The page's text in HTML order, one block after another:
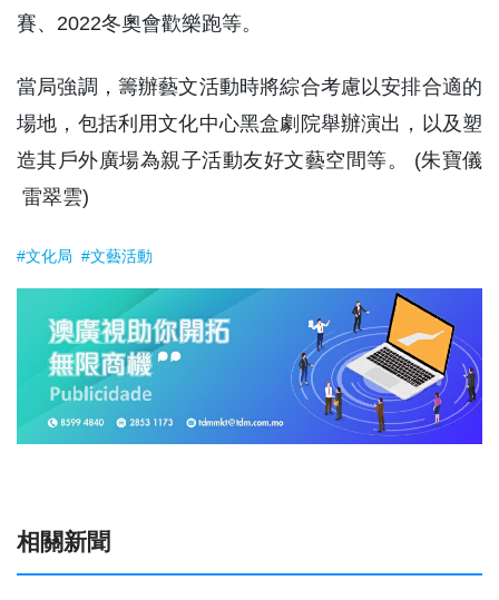
賽、2022冬奧會歡樂跑等。
當局強調，籌辦藝文活動時將綜合考慮以安排合適的
場地，包括利用文化中心黑盒劇院舉辦演出，以及塑
造其戶外廣場為親子活動友好文藝空間等。 (朱寶儀
雷翠雲)
#文化局 #文藝活動
相關新聞